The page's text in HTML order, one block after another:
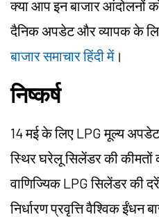
क्या आप इन बाजार आंदोलनों
दैनिक अपडेट और व्यापक के
बाजार समाचार हिंदी में।
निष्कर्ष
14 मई के लिए LPG मूल्य
स्थिर घरेलू सिलेंडर की कीमतों
वाणिज्यिक LPG सिलेंडर की
निर्धारण प्रवृत्ति वैश्विक ईंधन